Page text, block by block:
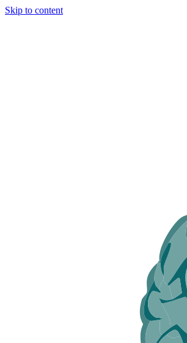
Skip to content